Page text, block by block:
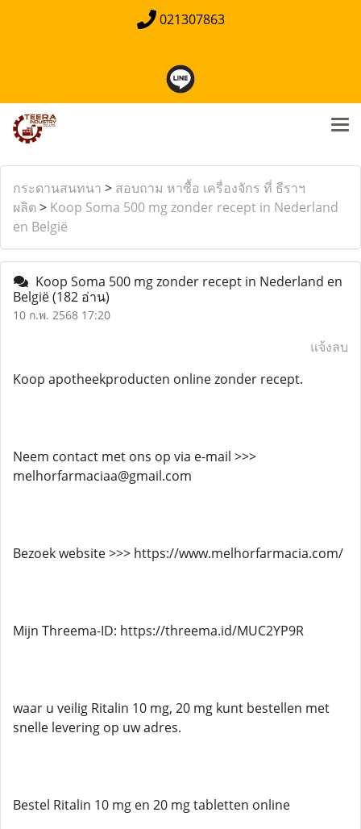
021307863
กระดานสนทนา > สอบถาม หาซื้อ เครื่องจักร ที่ ธีราฯ
ผลิต > Koop Soma 500 mg zonder recept in Nederland
en België
Koop Soma 500 mg zonder recept in Nederland en
België(182 อ่าน)
10 ก.พ. 2568 17:20
แจ้งลบ
Koop apotheekproducten online zonder recept.
Neem contact met ons op via e-mail >>>
melhorfarmaciaa@gmail.com
Bezoek website >>> https://www.melhorfarmacia.com/
Mijn Threema-ID: https://threema.id/MUC2YP9R
waar u veilig Ritalin 10 mg, 20 mg kunt bestellen met
snelle levering op uw adres.
Bestel Ritalin 10 mg en 20 mg tabletten online